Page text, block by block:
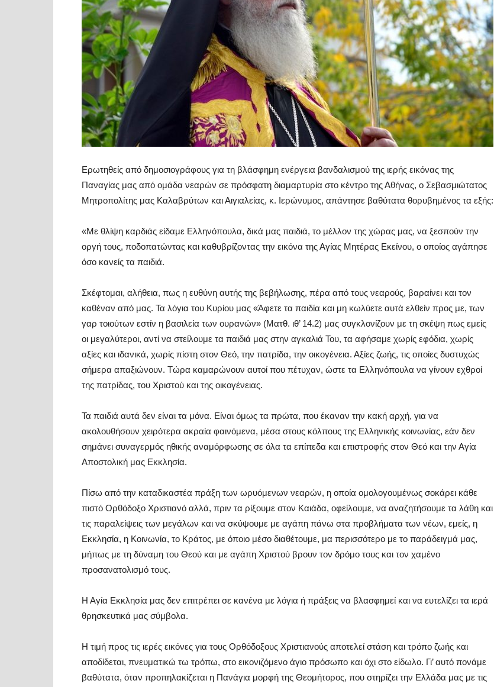
Ερωτηθείς από δημοσιογράφους για τη βλάσφημη ενέργεια βανδαλισμού της ιερής εικόνας της
Παναγίας μας από ομάδα νεαρών σε πρόσφατη διαμαρτυρία στο κέντρο της Αθήνας, ο Σεβασμιώτατος
Μητροπολίτης μας Καλαβρύτων και Αιγιαλείας, κ. Ιερώνυμος, απάντησε βαθύτατα θορυβημένος τα εξής:
«Με θλίψη καρδιάς είδαμε Ελληνόπουλα, δικά μας παιδιά, το μέλλον της χώρας μας, να ξεσπούν την
οργή τους, ποδοπατώντας και καθυβρίζοντας την εικόνα της Αγίας Μητέρας Εκείνου, ο οποίος αγάπησε
όσο κανείς τα παιδιά.
Σκέφτομαι, αλήθεια, πως η ευθύνη αυτής της βεβήλωσης, πέρα από τους νεαρούς, βαραίνει και τον
καθέναν από μας. Τα λόγια του Κυρίου μας «Άφετε τα παιδία και μη κωλύετε αυτὰ ελθείν προς με, των
γαρ τοιούτων εστίν η βασιλεία των ουρανών» (Ματθ. ιθ’ 14.2) μας συγκλονίζουν με τη σκέψη πως εμείς
οι μεγαλύτεροι, αντί να στείλουμε τα παιδιά μας στην αγκαλιά Του, τα αφήσαμε χωρίς εφόδια, χωρίς
αξίες και ιδανικά, χωρίς πίστη στον Θεό, την πατρίδα, την οικογένεια. Αξίες ζωής, τις οποίες δυστυχώς
σήμερα απαξιώνουν. Τώρα καμαρώνουν αυτοί που πέτυχαν, ώστε τα Ελληνόπουλα να γίνουν εχθροί
της πατρίδας, του Χριστού και της οικογένειας.
Τα παιδιά αυτά δεν είναι τα μόνα. Είναι όμως τα πρώτα, που έκαναν την κακή αρχή, για να
ακολουθήσουν χειρότερα ακραία φαινόμενα, μέσα στους κόλπους της Ελληνικής κοινωνίας, εάν δεν
σημάνει συναγερμός ηθικής αναμόρφωσης σε όλα τα επίπεδα και επιστροφής στον Θεό και την Αγία
Αποστολική μας Εκκλησία.
Πίσω από την καταδικαστέα πράξη των ωρυόμενων νεαρών, η οποία ομολογουμένως σοκάρει κάθε
πιστό Ορθόδοξο Χριστιανό αλλά, πριν τα ρίξουμε στον Καιάδα, οφείλουμε, να αναζητήσουμε τα λάθη και
τις παραλείψεις των μεγάλων και να σκύψουμε με αγάπη πάνω στα προβλήματα των νέων, εμείς, η
Εκκλησία, η Κοινωνία, το Κράτος, με όποιο μέσο διαθέτουμε, μα περισσότερο με το παράδειγμά μας,
μήπως με τη δύναμη του Θεού και με αγάπη Χριστού βρουν τον δρόμο τους και τον χαμένο
προσανατολισμό τους.
Η Αγία Εκκλησία μας δεν επιτρέπει σε κανένα με λόγια ή πράξεις να βλασφημεί και να ευτελίζει τα ιερά
θρησκευτικά μας σύμβολα.
Η τιμή προς τις ιερές εικόνες για τους Ορθόδοξους Χριστιανούς αποτελεί στάση και τρόπο ζωής και
αποδίδεται, πνευματικώ τω τρόπω, στο εικονιζόμενο άγιο πρόσωπο και όχι στο είδωλο. Γι’ αυτό πονάμε
βαθύτατα, όταν προπηλακίζεται η Πανάγια μορφή της Θεομήτορος, που στηρίζει την Ελλάδα μας με τις